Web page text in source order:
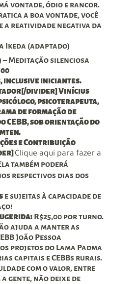
vontade, ódio e rancor.
a boa vontade, você
a reatividade negativa da
Ikeda (adaptado)
– Meditação silenciosa
inclusive iniciantes.
divider] Vinícius
psicoterapeuta,
de formação de
CEBB, sob orientação do
e Contribuição
Clique aqui para fazer a
também poderá
respectivos dias dos
e sujeitas à capacidade de
R$25,00 por turno.
ajuda a manter as
João Pessoa
projetos do Lama Padma
capitais e CEBBs rurais.
com o valor, entre
gente, não deixe de